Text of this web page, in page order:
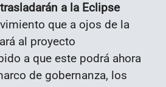
a la Eclipse
que a ojos de la
al proyecto
a que este podrá ahora
de gobernanza, los